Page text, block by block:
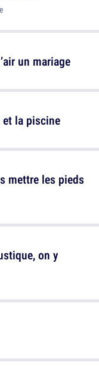
un mariage
mettre les pieds
la piscine
on y